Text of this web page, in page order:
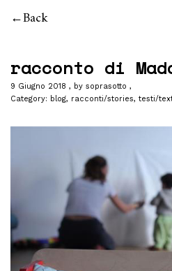
Back
racconto di
9 Giugno 2018 by soprasotto
Category: blog, racconti/stories, testi/